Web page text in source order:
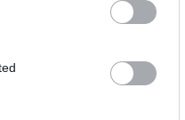
che
Rugby:
nei